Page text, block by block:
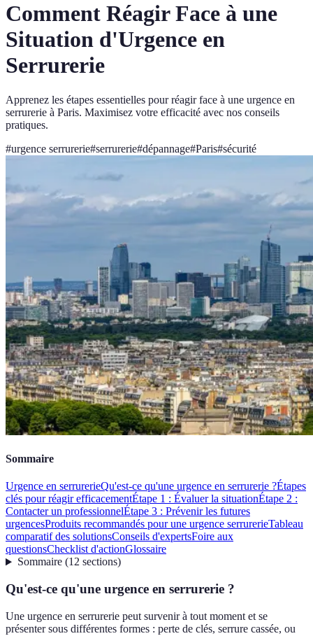
Comment Réagir Face à une
Situation d'Urgence en
Serrurerie
Apprenez les étapes essentielles pour réagir face à une urgence en
serrurerie à Paris. Maximisez votre efficacité avec nos conseils
pratiques.
#urgence serrurerie#serrurerie#dépannage#Paris#sécurité
Sommaire
Urgence en serrurerieQu'est-ce qu'une urgence en serrurerie ?Étapes
clés pour réagir efficacementÉtape 1 : Évaluer la situationÉtape 2 :
Contacter un professionnelÉtape 3 : Prévenir les futures
urgencesProduits recommandés pour une urgence serrurerieTableau
comparatif des solutionsConseils d'expertsFoire aux
questionsChecklist d'actionGlossaire
Sommaire(12 sections)
Qu'est-ce qu'une urgence en serrurerie ?
Une urgence en serrurerie peut survenir à tout moment et se
présenter sous différentes formes : perte de clés, serrure cassée, ou